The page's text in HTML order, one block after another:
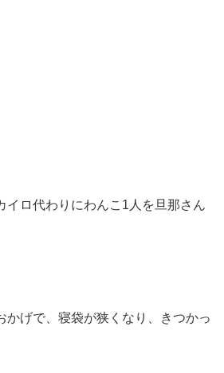
イロ代わりにわんこ1人を旦那さん
かげで、寝袋が狭くなり、きつかっ